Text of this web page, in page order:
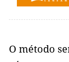
O método